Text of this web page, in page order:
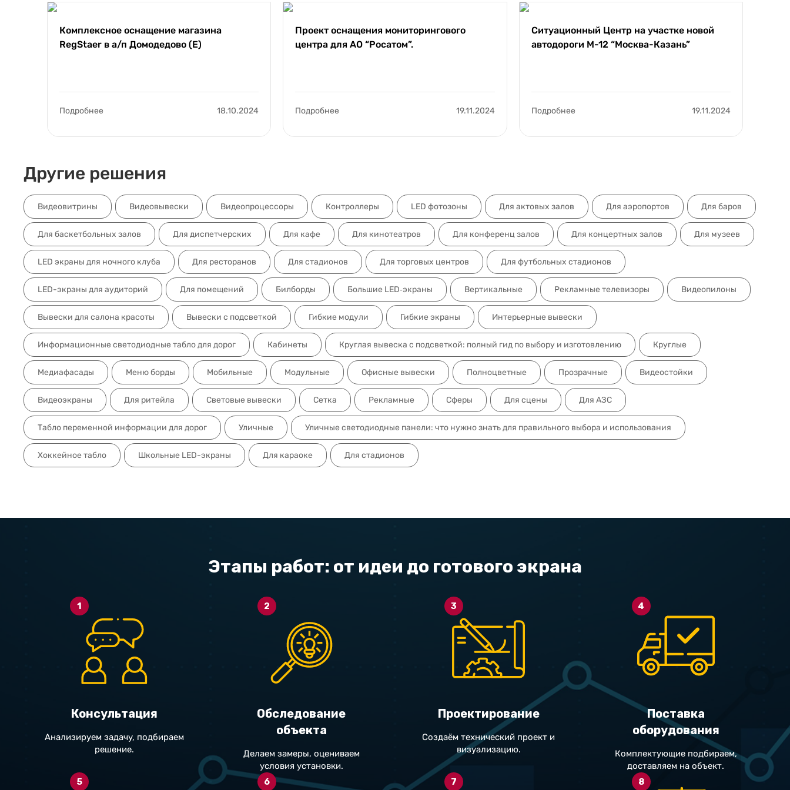
Комплексное оснащение магазина
RegStaer в а/п Домодедово (E)
Подробнее 18.10.2024
Проект оснащения мониторингового
центра для АО “Росатом”.
Подробнее 19.11.2024
Ситуационный Центр на участке новой
автодороги М-12 “Москва-Казань”
Подробнее 19.11.2024
Другие решения
Видеовитрины Видеовывески Видеопроцессоры Контроллеры LED фотозоны Для актовых залов Для аэропортов Для баров
Для баскетбольных залов Для диспетчерских Для кафе Для кинотеатров Для конференц залов Для концертных залов Для музеев
LED экраны для ночного клуба Для ресторанов Для стадионов Для торговых центров Для футбольных стадионов
LED-экраны для аудиторий Для помещений Билборды Большие LED‑экраны Вертикальные Рекламные телевизоры Видеопилоны
Вывески для салона красоты Вывески с подсветкой Гибкие модули Гибкие экраны Интерьерные вывески
Информационные светодиодные табло для дорог Кабинеты Круглая вывеска с подсветкой: полный гид по выбору и изготовлению Круглые
Медиафасады Меню борды Мобильные Модульные Офисные вывески Полноцветные Прозрачные Видеостойки
Видеоэкраны Для ритейла Световые вывески Сетка Рекламные Сферы Для сцены Для АЗС
Табло переменной информации для дорог Уличные Уличные светодиодные панели: что нужно знать для правильного выбора и использования
Хоккейное табло Школьные LED-экраны Для караоке Для стадионов
Этапы работ: от идеи до готового экрана
1
Консультация
Анализируем задачу, подбираем
решение.
2
Обследование
объекта
Делаем замеры, оцениваем
условия установки.
3
Проектирование
Создаём технический проект и
визуализацию.
4
Поставка
оборудования
Комплектующие подбираем,
доставляем на объект.
5
6 7 8